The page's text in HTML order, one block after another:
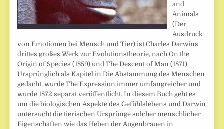
and
Animals
(Der
Ausdruck
von Emotionen bei Mensch und Tier) ist Charles Darwins
drittes großes Werk zur Evolutionstheorie, nach On the
Origin of Species (1859) und The Descent of Man (1871).
Ursprünglich als Kapitel in Die Abstammung des Menschen
gedacht, wurde The Expression immer umfangreicher und
wurde 1872 separat veröffentlicht. In diesem Buch geht es
um die biologischen Aspekte des Gefühlslebens und Darwin
untersucht die tierischen Ursprünge solcher menschlicher
Eigenschaften wie das Heben der Augenbrauen in